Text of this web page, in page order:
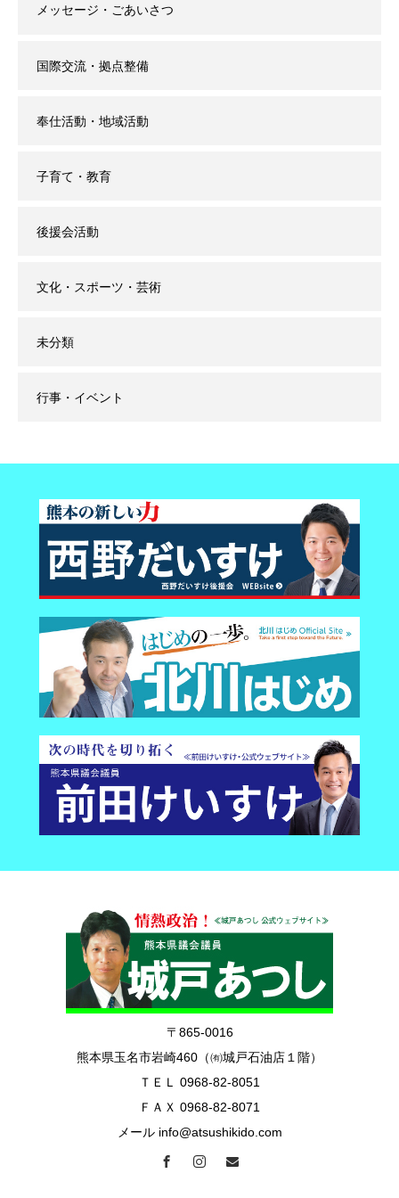
メッセージ・ごあいさつ
国際交流・拠点整備
奉仕活動・地域活動
子育て・教育
後援会活動
文化・スポーツ・芸術
未分類
行事・イベント
〒865-0016
熊本県玉名市岩崎460（㈲城戸石油店１階）
ＴＥＬ 0968-82-8051
ＦＡＸ 0968-82-8071
メール info@atsushikido.com